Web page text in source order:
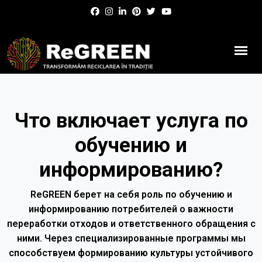
Что включает услуга по
обучению и
информированию?
ReGREEN берет на себя роль по обучению и
информированию потребителей о важности
переработки отходов и ответственного обращения с
ними. Через специализированные программы мы
способствуем формированию культуры устойчивого